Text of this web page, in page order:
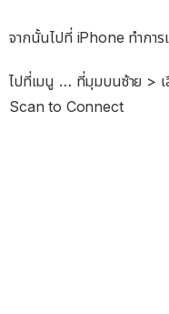
จากนั้นไปที่ iPhone ทำกา
ไปที่เมนู … ที่มุมบนซ้าย >
Scan to Connect